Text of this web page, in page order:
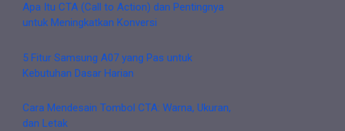
Apa Itu CTA (Call to Action) dan Pentingnya
untuk Meningkatkan Konversi
5 Fitur Samsung A07 yang Pas untuk
Kebutuhan Dasar Harian
Cara Mendesain Tombol CTA: Warna, Ukuran,
dan Letak